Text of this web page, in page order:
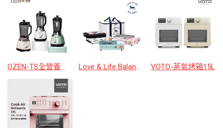
OZEN-TS全營養真空破壁調理機 Love & Life Balance韓國多功能卡式爐組 VOTO-蒸氣烤箱15L